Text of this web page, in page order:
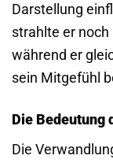
Darstellung
strahlte er
während er
sein Mitgefühl
Die Bedeutung
Die